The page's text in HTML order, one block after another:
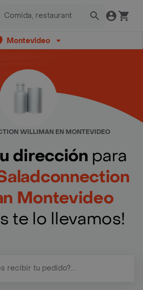
Montevideo
WILLIMAN EN MONTEVIDEO
dirección para
Montevideo
te lo llevamos!